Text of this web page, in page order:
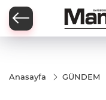
Anasayfa GÜNDEM